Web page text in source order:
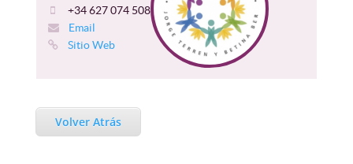
+34 627 074 508
Email
Sitio Web
Volver Atrás